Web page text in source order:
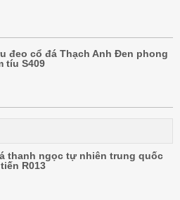
đeo cổ đá Thạch Anh Đen phong
tíu S409
thanh ngọc tự nhiên trung quốc
R013